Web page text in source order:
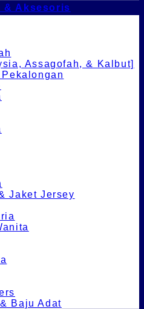
& Aksesoris
Assagofah, & Kalbut]
Jaket Jersey
Baju Adat